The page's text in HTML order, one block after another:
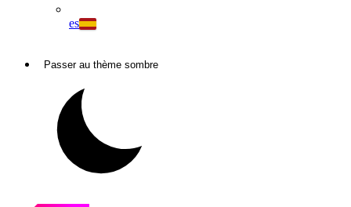
es
Passer au thème sombre